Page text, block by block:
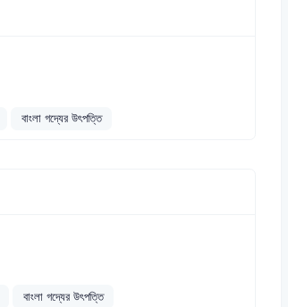
বাংলা গদ্যের উৎপত্তি
বাংলা গদ্যের উৎপত্তি